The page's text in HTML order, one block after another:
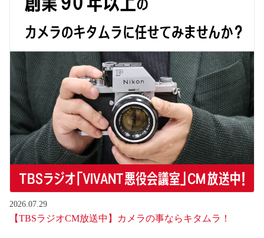
2026.07.29
【TBSラジオCM放送中】カメラの事ならキタムラ！